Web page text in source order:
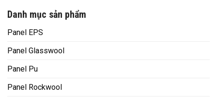
Danh mục sản phẩm
Panel EPS
Panel Glasswool
Panel Pu
Panel Rockwool